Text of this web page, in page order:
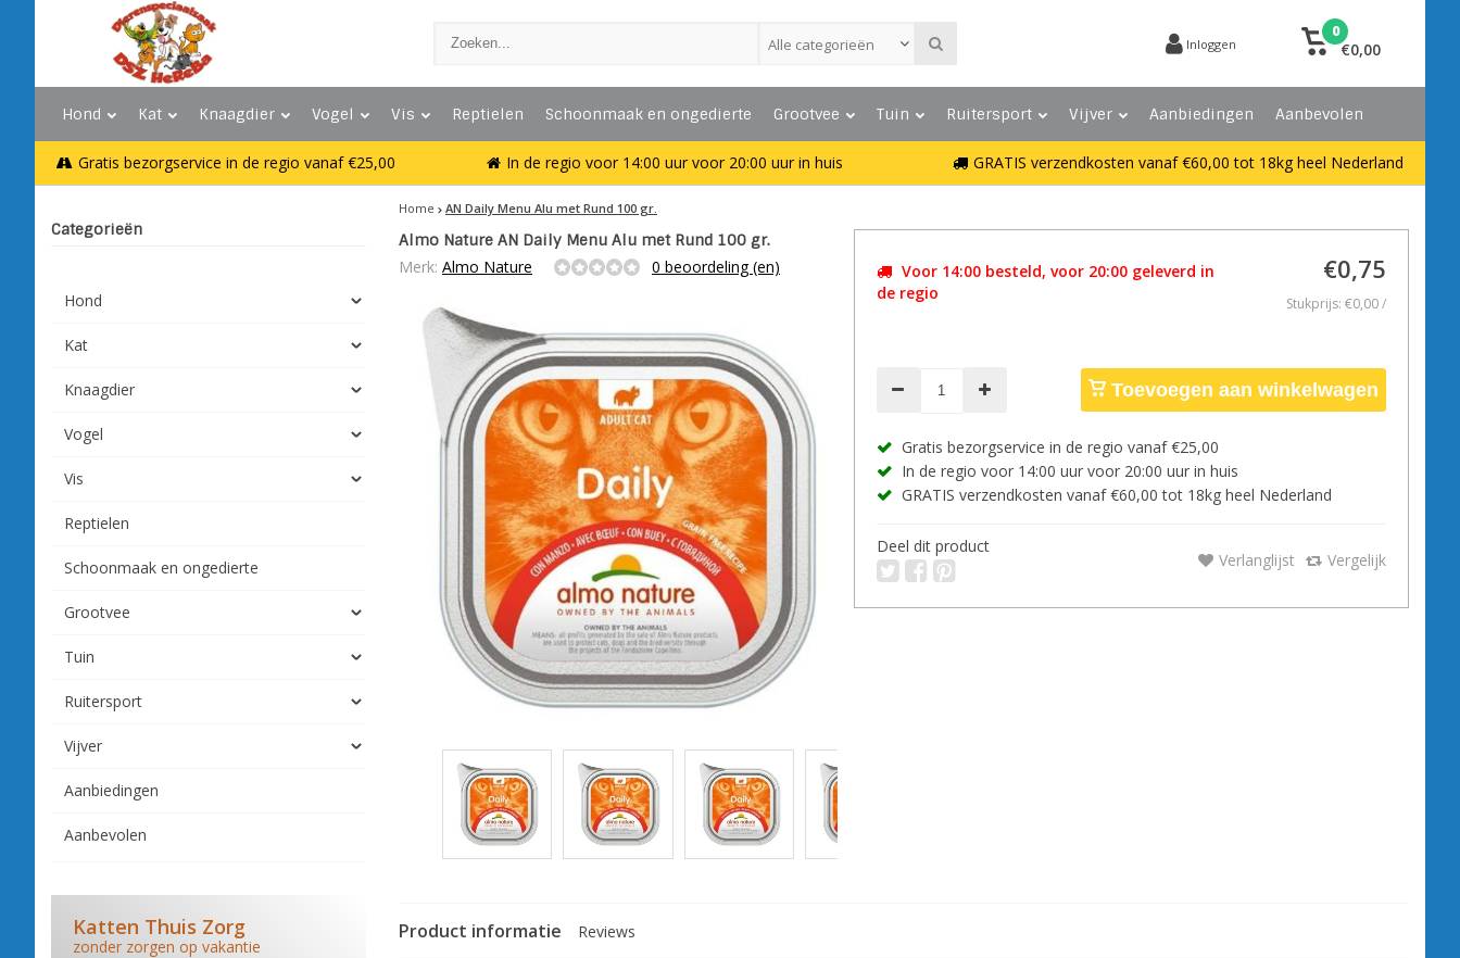
Alle categorieën Inloggen
0
€0,00
Hond Kat Knaagdier Vogel Vis Reptielen Schoonmaak en ongedierte Grootvee Tuin Ruitersport Vijver Aanbiedingen Aanbevolen
Gratis bezorgservice in de regio vanaf €25,00 In de regio voor 14:00 uur voor 20:00 uur in huis GRATIS verzendkosten vanaf €60,00 tot 18kg heel Nederland
Categorieën
Hond
Kat
Knaagdier
Vogel
Vis
Reptielen
Schoonmaak en ongedierte
Grootvee
Tuin
Ruitersport
Vijver
Aanbiedingen
Aanbevolen
Katten Thuis Zorg
zonder zorgen op vakantie
Home AN Daily Menu Alu met Rund 100 gr.
Almo Nature AN Daily Menu Alu met Rund 100 gr.
Merk: Almo Nature 0 beoordeling (en)
Voor 14:00 besteld, voor 20:00 geleverd in
de regio
€0,75
Stukprijs: €0,00 /
Toevoegen aan winkelwagen
Gratis bezorgservice in de regio vanaf €25,00
In de regio voor 14:00 uur voor 20:00 uur in huis
GRATIS verzendkosten vanaf €60,00 tot 18kg heel Nederland
Deel dit product
Verlanglijst Vergelijk
Product informatie Reviews